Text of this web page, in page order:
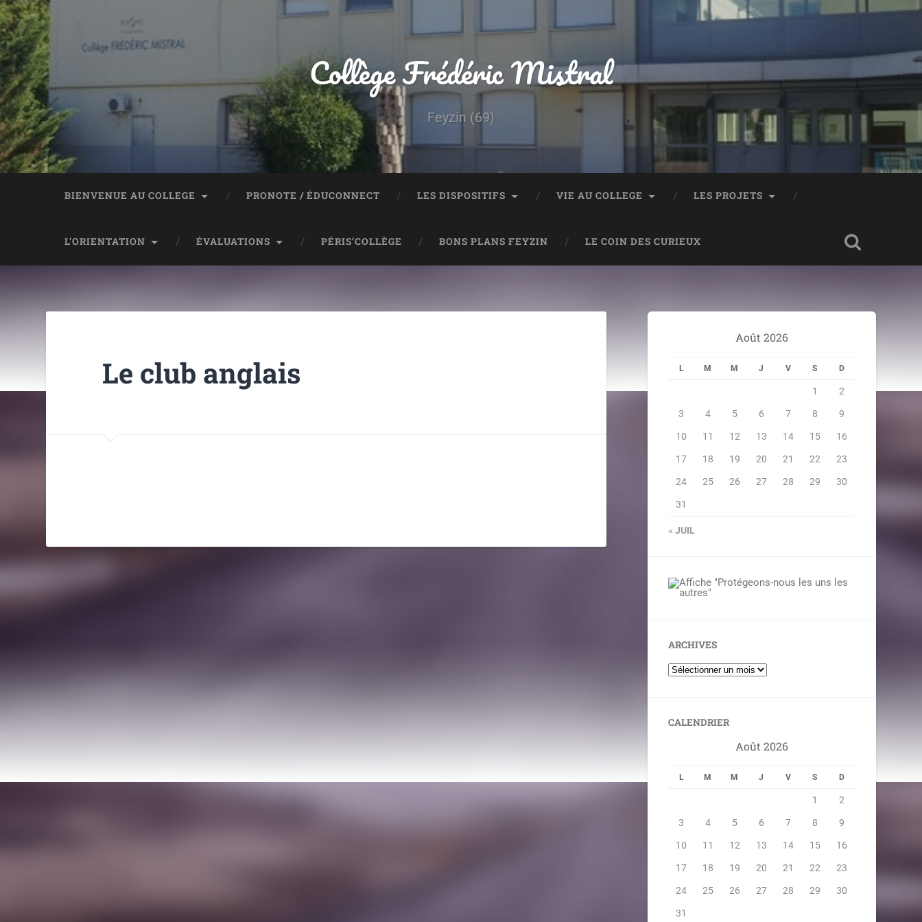
Collège Frédéric Mistral
Feyzin (69)
BIENVENUE AU COLLEGE PRONOTE / ÉDUCONNECT LES DISPOSITIFS VIE AU COLLEGE LES PROJETS
L’ORIENTATION ÉVALUATIONS PÉRIS’COLLÈGE BONS PLANS FEYZIN LE COIN DES CURIEUX
Le club anglais
Août 2026
L M M J V S D
1 2
3 4 5 6 7 8 9
10 11 12 13 14 15 16
17 18 19 20 21 22 23
24 25 26 27 28 29 30
31
« JUIL
ARCHIVES
CALENDRIER
Août 2026
L M M J V S D
1 2
3 4 5 6 7 8 9
10 11 12 13 14 15 16
17 18 19 20 21 22 23
24 25 26 27 28 29 30
31
Panneau de gestion des cookies